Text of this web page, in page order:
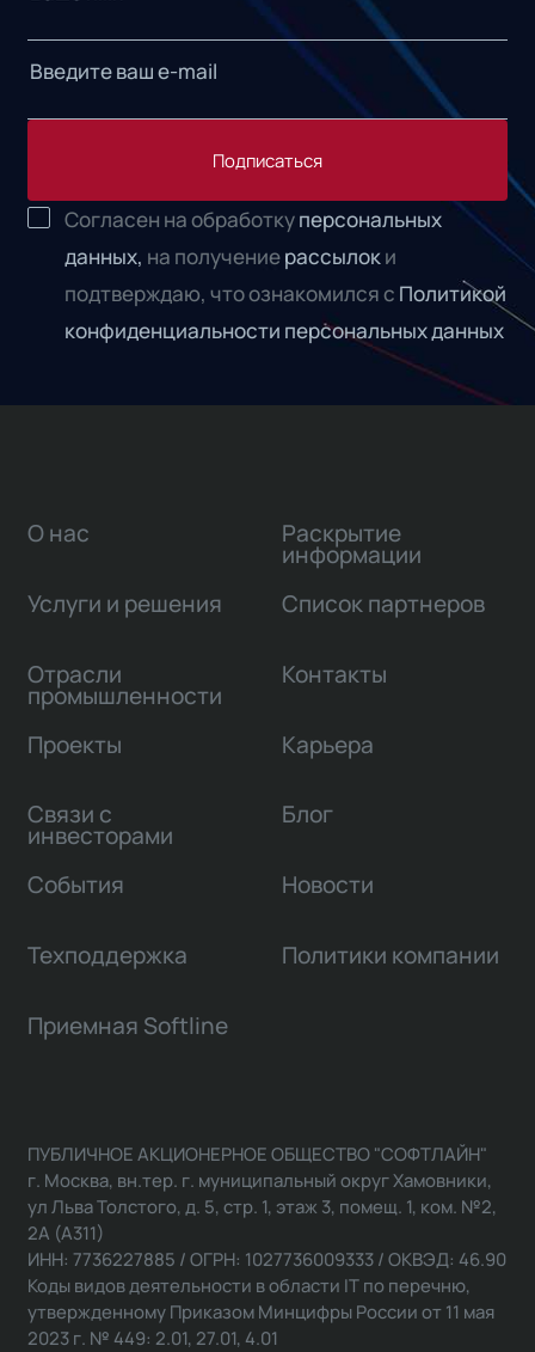
Подписаться
Согласен на обработкуперсональных
данных, на получениерассылоки
подтверждаю, что ознакомился с Политикой
конфиденциальности персональных данных
О нас
Услуги и решения
Отрасли
промышленности
Проекты
Связи с
инвесторами
Раскрытие
информации
Список партнеров
Контакты
Карьера
Блог
События Новости
Техподдержка Политики компании
Приемная Softline
ПУБЛИЧНОЕ АКЦИОНЕРНОЕ ОБЩЕСТВО "СОФТЛАЙН"
г. Москва, вн.тер. г. муниципальный округ Хамовники,
ул Льва Толстого, д. 5, стр. 1, этаж 3, помещ. 1, ком. №2,
2А (А311)
ИНН: 7736227885 / ОГРН: 1027736009333 / ОКВЭД: 46.90
Коды видов деятельности в области IT по перечню,
утвержденному Приказом Минцифры России от 11 мая
2023 г. № 449: 2.01, 27.01, 4.01